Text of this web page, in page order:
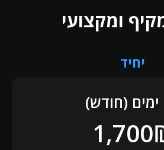
מקיף ומקצועי
יחיד